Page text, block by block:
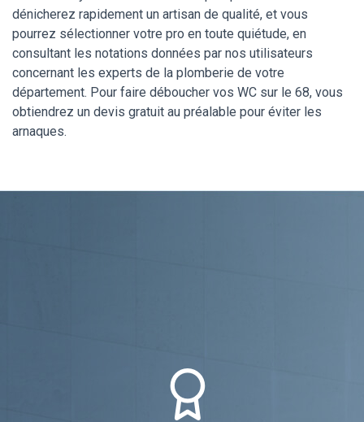
dénicherez rapidement un artisan de qualité, et vous
pourrez sélectionner votre pro en toute quiétude, en
consultant les notations données par nos utilisateurs
concernant les experts de la plomberie de votre
département. Pour faire déboucher vos WC sur le 68, vous
obtiendrez un devis gratuit au préalable pour éviter les
arnaques.